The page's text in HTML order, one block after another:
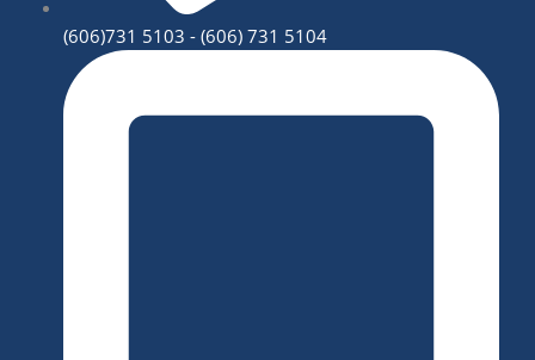
(606)731 5103 - (606) 731 5104